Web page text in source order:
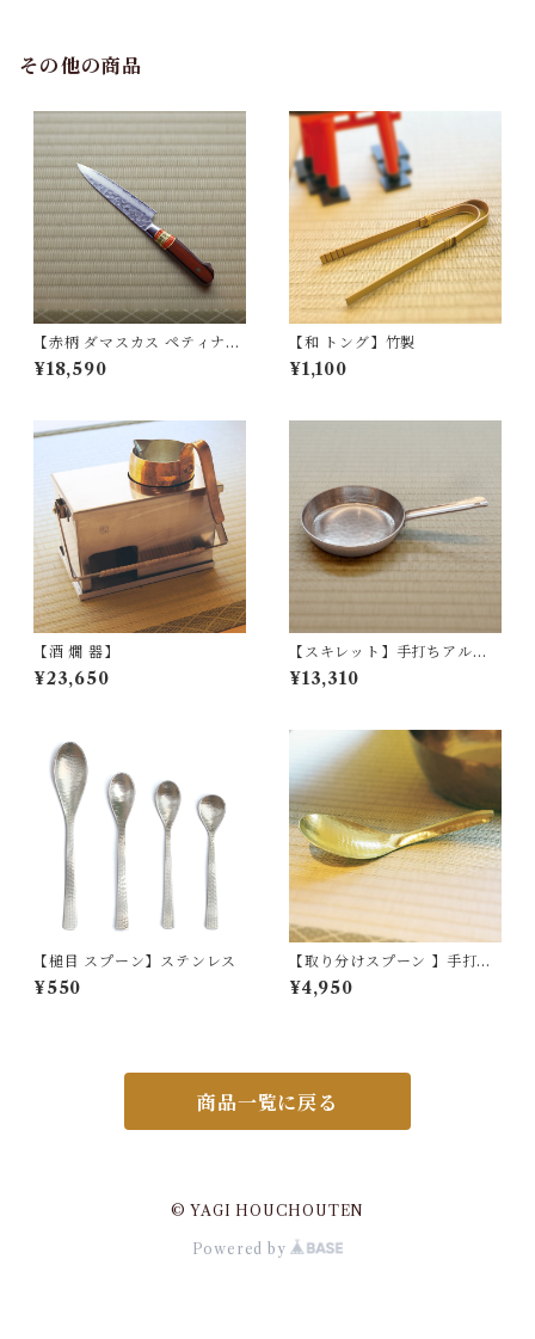
その他の商品
【赤柄 ダマスカス ペティナイ
フ】4寸
¥18,590
【和 トング】竹製
¥1,100
【酒 燗 器】
¥23,650
【スキレット】手打ちアルミ
製
¥13,310
【槌目 スプーン】ステンレス
¥550
【取り分けスプーン 】手打ち
真鍮製
¥4,950
商品一覧に戻る
© YAGI HOUCHOUTEN
Powered by